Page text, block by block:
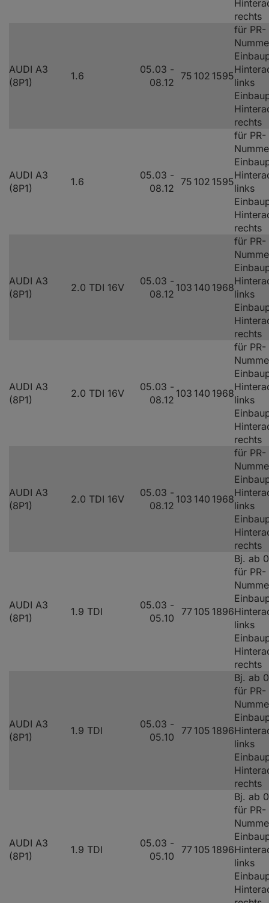
rechts
AUDI A3
(8P1)
1.6
05.03 -
08.12
75 102 1595
für PR-
links
rechts
AUDI A3
(8P1)
1.6
05.03 -
08.12
75 102 1595
für PR-
links
rechts
AUDI A3
(8P1)
2.0 TDI 16V
05.03 -
08.12
103 140 1968
für PR-
links
rechts
AUDI A3
(8P1)
2.0 TDI 16V
05.03 -
08.12
103 140 1968
für PR-
links
rechts
AUDI A3
(8P1)
2.0 TDI 16V
05.03 -
08.12
103 140 1968
für PR-
links
rechts
AUDI A3
(8P1)
1.9 TDI
05.03 -
05.10
77 105 1896
Bj. ab
für PR-
links
rechts
AUDI A3
(8P1)
1.9 TDI
05.03 -
05.10
77 105 1896
Bj. ab
für PR-
links
rechts
AUDI A3
(8P1)
1.9 TDI
05.03 -
05.10
77 105 1896
Bj. ab
für PR-
links